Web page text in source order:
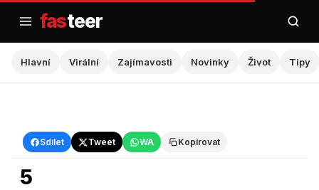
obsah
fasteer
Hlavní Virální Zajímavosti Novinky Život Tipy
Sdílet Tweet WA Kopírovat
Hlavní
5